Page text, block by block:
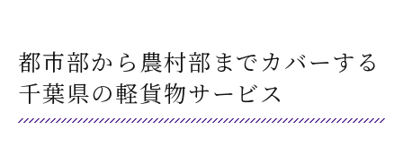
都市部から農村部までカバーする
千葉県の軽貨物サービス